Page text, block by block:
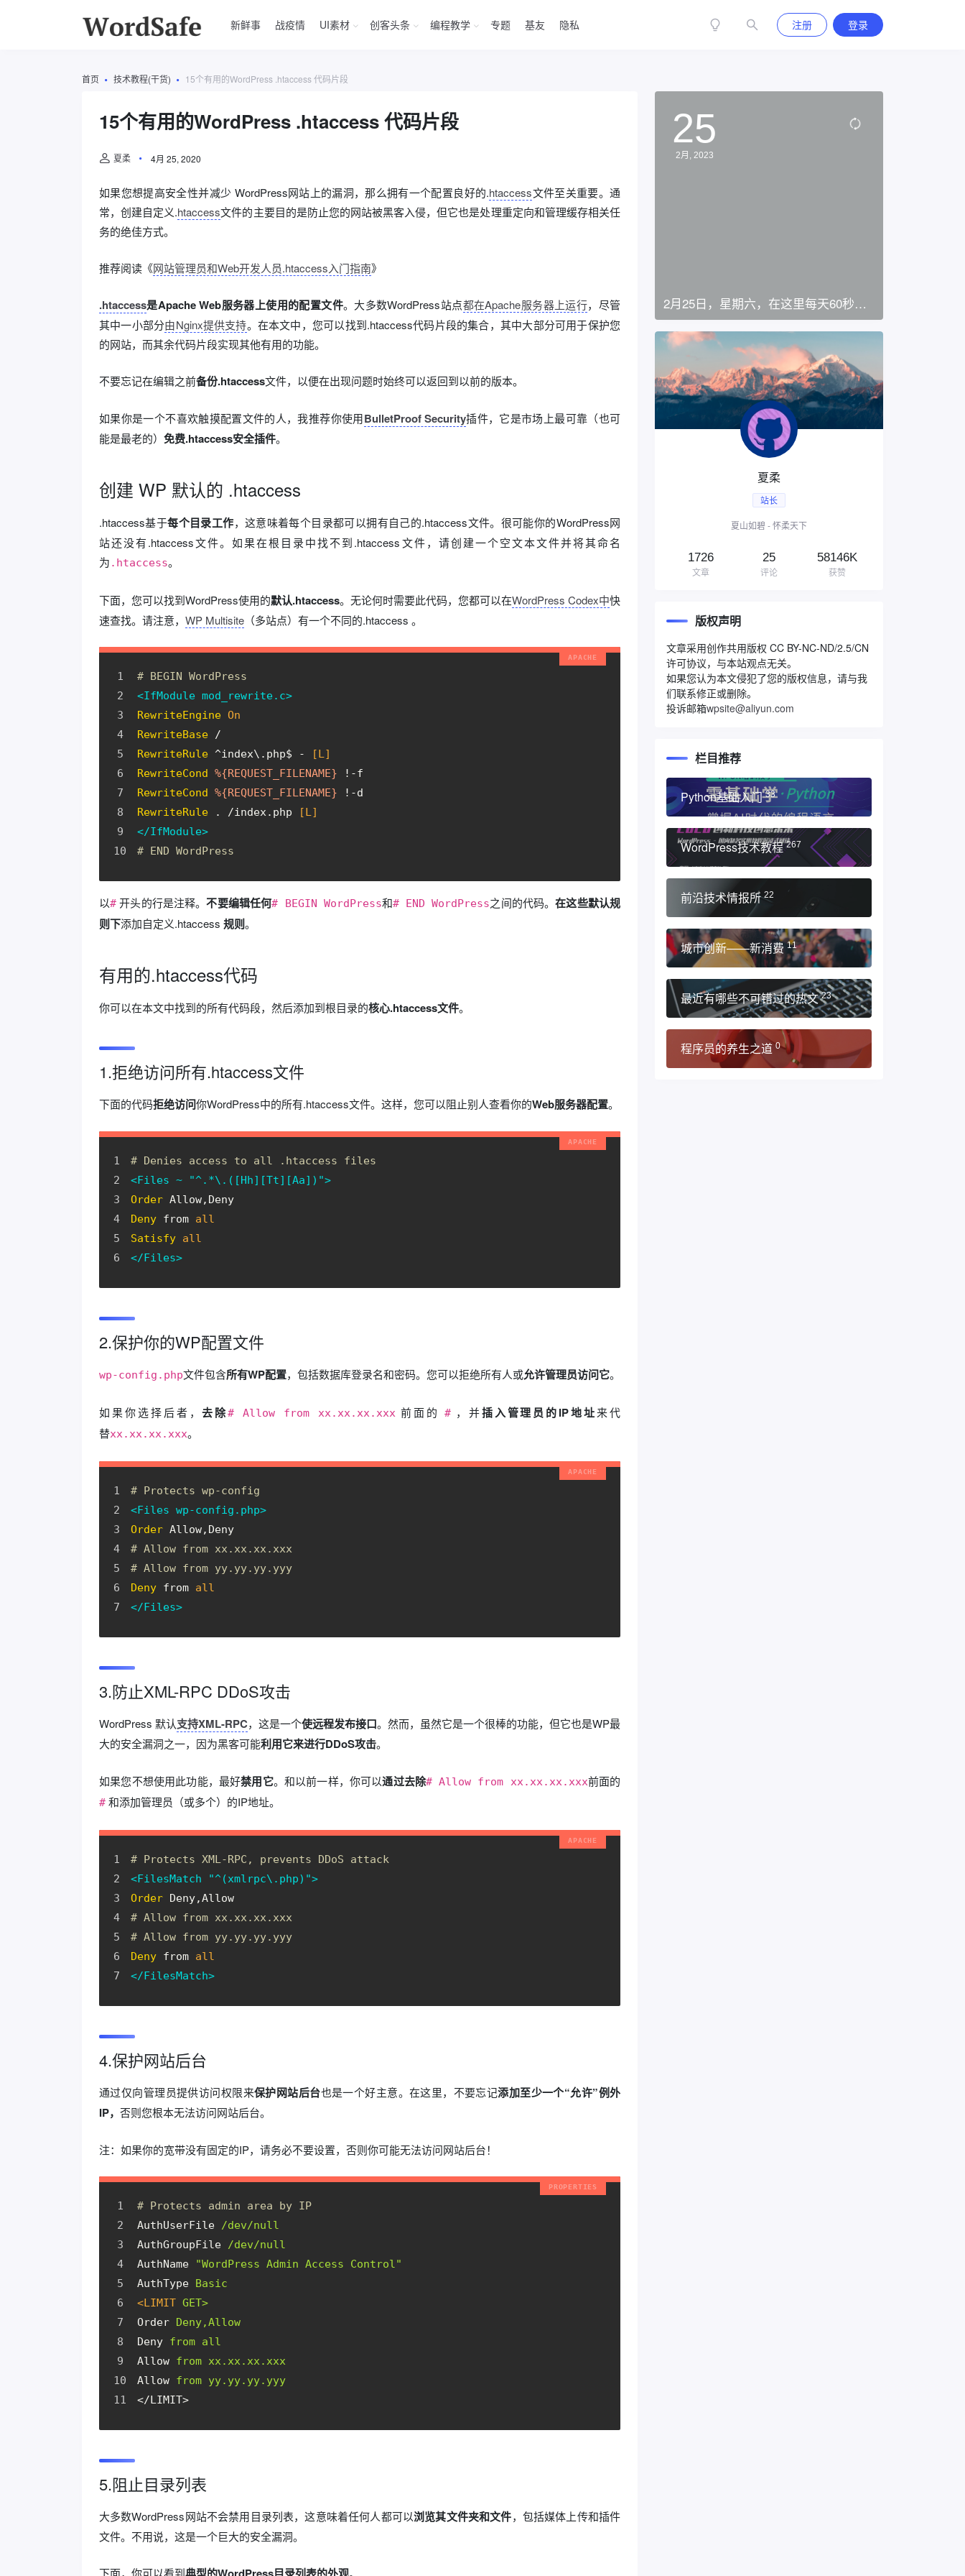
新鲜事 战疫情 UI素材 创客头条 编程教学 专题 基友 隐私 注册 登录
首页 技术教程(干货) 15个有用的WordPress .htaccess 代码片段
15个有用的WordPress .htaccess 代码片段
夏柔 4月 25, 2020
如果您想提高安全性并减少 WordPress网站上的漏洞，那么拥有一个配置良好的.htaccess文件至关重要。通
常，创建自定义.htaccess文件的主要目的是防止您的网站被黑客入侵，但它也是处理重定向和管理缓存相关任
务的绝佳方式。
推荐阅读《网站管理员和Web开发人员.htaccess入门指南》
.htaccess是Apache Web服务器上使用的配置文件。大多数WordPress站点都在Apache服务器上运行，尽管
其中一小部分由Nginx提供支持。在本文中，您可以找到.htaccess代码片段的集合，其中大部分可用于保护您
的网站，而其余代码片段实现其他有用的功能。
不要忘记在编辑之前备份.htaccess文件，以便在出现问题时始终可以返回到以前的版本。
如果你是一个不喜欢触摸配置文件的人，我推荐你使用BulletProof Security插件，它是市场上最可靠（也可
能是最老的） 免费.htaccess安全插件。
创建 WP 默认的 .htaccess
.htaccess基于每个目录工作，这意味着每个目录都可以拥有自己的.htaccess文件。很可能你的WordPress网
站还没有.htaccess文件。如果在根目录中找不到.htaccess文件，请创建一个空文本文件并将其命名
为 .htaccess。
下面，您可以找到WordPress使用的默认.htaccess。无论何时需要此代码，您都可以在WordPress Codex中快
速查找。请注意， WP Multisite （多站点）有一个不同的.htaccess 。
# BEGIN WordPress
<IfModule mod_rewrite.c>
RewriteEngine On
RewriteBase /
RewriteRule ^index\.php$ -
[L]
RewriteCond
%{REQUEST_FILENAME} !-f
RewriteCond
%{REQUEST_FILENAME} !-d
RewriteRule . /index.php [L]
</IfModule>
# END WordPress
以# 开头的行是注释。不要编辑任何# BEGIN WordPress和# END WordPress之间的代码。在这些默认规
则下添加自定义.htaccess 规则。
有用的.htaccess代码
你可以在本文中找到的所有代码段，然后添加到根目录的核心.htaccess文件。
1.拒绝访问所有.htaccess文件
下面的代码拒绝访问你WordPress中的所有.htaccess文件。这样，您可以阻止别人查看你的Web服务器配置。
# Denies access to all .htaccess files
<Files ~ "^.*\.([Hh][Tt][Aa])">
Order Allow,Deny
Deny from all
Satisfy all
</Files>
2.保护你的WP配置文件
wp-config.php文件包含所有WP配置，包括数据库登录名和密码。您可以拒绝所有人或允许管理员访问它。
如果你选择后者，去除# Allow from xx.xx.xx.xxx 前面的 #，并插入管理员的IP地址来代
替xx.xx.xx.xxx。
# Protects wp-config
<Files wp-config.php>
Order Allow,Deny
# Allow from xx.xx.xx.xxx
# Allow from yy.yy.yy.yyy
Deny from all
</Files>
3.防止XML-RPC DDoS攻击
WordPress 默认支持XML-RPC，这是一个使远程发布接口。然而，虽然它是一个很棒的功能，但它也是WP最
大的安全漏洞之一，因为黑客可能利用它来进行DDoS攻击。
如果您不想使用此功能，最好禁用它。和以前一样，你可以通过去除# Allow from xx.xx.xx.xxx前面的
# 和添加管理员（或多个）的IP地址。
# Protects XML-RPC, prevents DDoS attack
<FilesMatch "^(xmlrpc\.php)">
Order Deny,Allow
# Allow from xx.xx.xx.xxx
# Allow from yy.yy.yy.yyy
Deny from all
</FilesMatch>
4.保护网站后台
通过仅向管理员提供访问权限来保护网站后台也是一个好主意。在这里，不要忘记添加至少一个“允许”例外
IP， 否则您根本无法访问网站后台。
注：如果你的宽带没有固定的IP，请务必不要设置，否则你可能无法访问网站后台！
# Protects admin area by IP
AuthUserFile /dev/null
AuthGroupFile /dev/null
AuthName
"WordPress Admin Access Control"
AuthType
Basic
<LIMIT GET>
Order
Deny,Allow
Deny from all
Allow from xx.xx.xx.xxx
Allow from yy.yy.yy.yyy
</LIMIT>
5.阻止目录列表
大多数WordPress网站不会禁用目录列表，这意味着任何人都可以浏览其文件夹和文件，包括媒体上传和插件
文件。不用说，这是一个巨大的安全漏洞。
25
2月, 2023
2月25日，星期六，在这里每天60秒读
懂世界！
夏柔
站长
夏山如碧 - 怀柔天下
1726
文章
25
评论
58146K
获赞
版权声明
文章采用创作共用版权 CC BY-NC-ND/2.5/CN
许可协议，与本站观点无关。
如果您认为本文侵犯了您的版权信息，请与我
们联系修正或删除。
投诉邮箱wpsite@aliyun.com
栏目推荐
Python基础入门 33
WordPress技术教程 267
前沿技术情报所 22
城市创新——新消费 11
最近有哪些不可错过的热文 23
程序员的养生之道 0